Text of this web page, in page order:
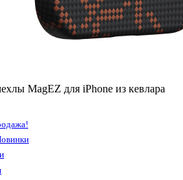
MagEZ для iPhone из кевлара